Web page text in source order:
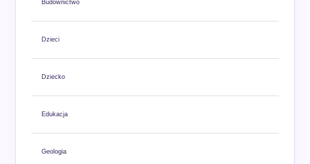
Budownictwo
Dzieci
Dziecko
Edukacja
Geologia